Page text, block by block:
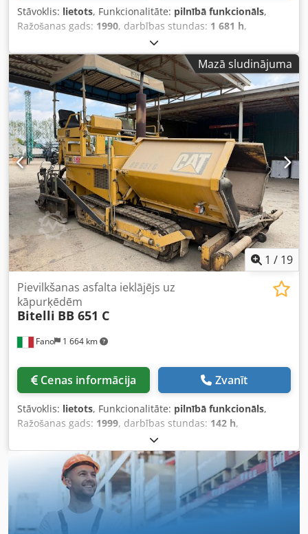
Stāvoklis: lietots, Funkcionalitāte: pilnībā funkcionāls,
Ražošanas gads: 1990, darbības stundas: 1 681 h,
Mazā sludinājuma
1 / 19
Fano 1 664 km
Pievilkšanas asfalta ieklājējs uz
kāpurķēdēm
Bitelli BB 651 C
Cenas informācija Zvanīt
Stāvoklis: lietots, Funkcionalitāte: pilnībā funkcionāls,
Ražošanas gads: 1999, darbības stundas: 142 h,